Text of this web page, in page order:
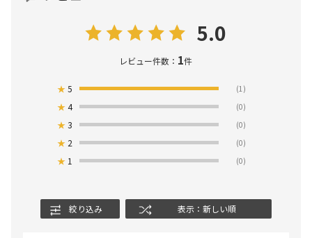
5.0
レビュー件数： 1件
★5 (1)
★4 (0)
★3 (0)
★ 2 (0)
★ 1 (0)
絞り込み 表示：新しい順